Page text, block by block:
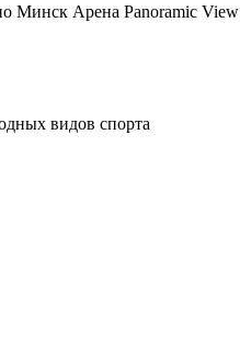
Арена Panoramic
видов спорта